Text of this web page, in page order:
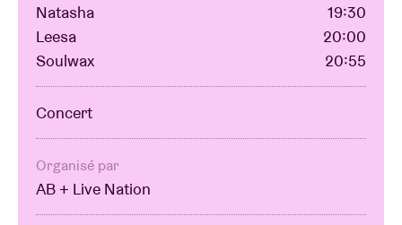
Contact
Natasha
19:30
Leesa
20:00
Soulwax
20:55
Concert
Organisé par
AB + Live Nation